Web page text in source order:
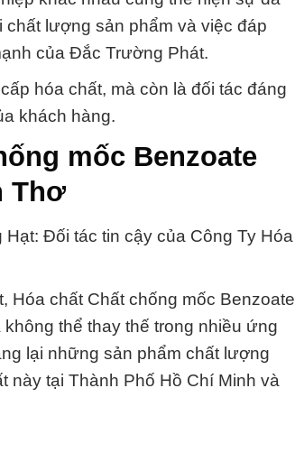
lượng sản phẩm và việc đáp
của Đắc Trường Phát.
hóa chất, mà còn là đối tác đáng
khách hàng.
mốc Benzoate
Thơ
Đối tác tin cậy của Công Ty Hóa
Hóa chất Chất chống mốc Benzoate
thể thay thế trong nhiều ứng
lại những sản phẩm chất lượng
này tại Thành Phố Hồ Chí Minh và